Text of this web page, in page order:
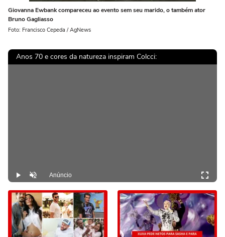
Giovanna Ewbank compareceu ao evento sem seu marido, o também ator
Bruno Gagliasso
Foto: Francisco Cepeda / AgNews
Anos 70 e cores da natureza inspiram Colcci:
Play DesmutarAnúncio